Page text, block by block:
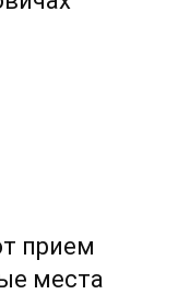
прием
места